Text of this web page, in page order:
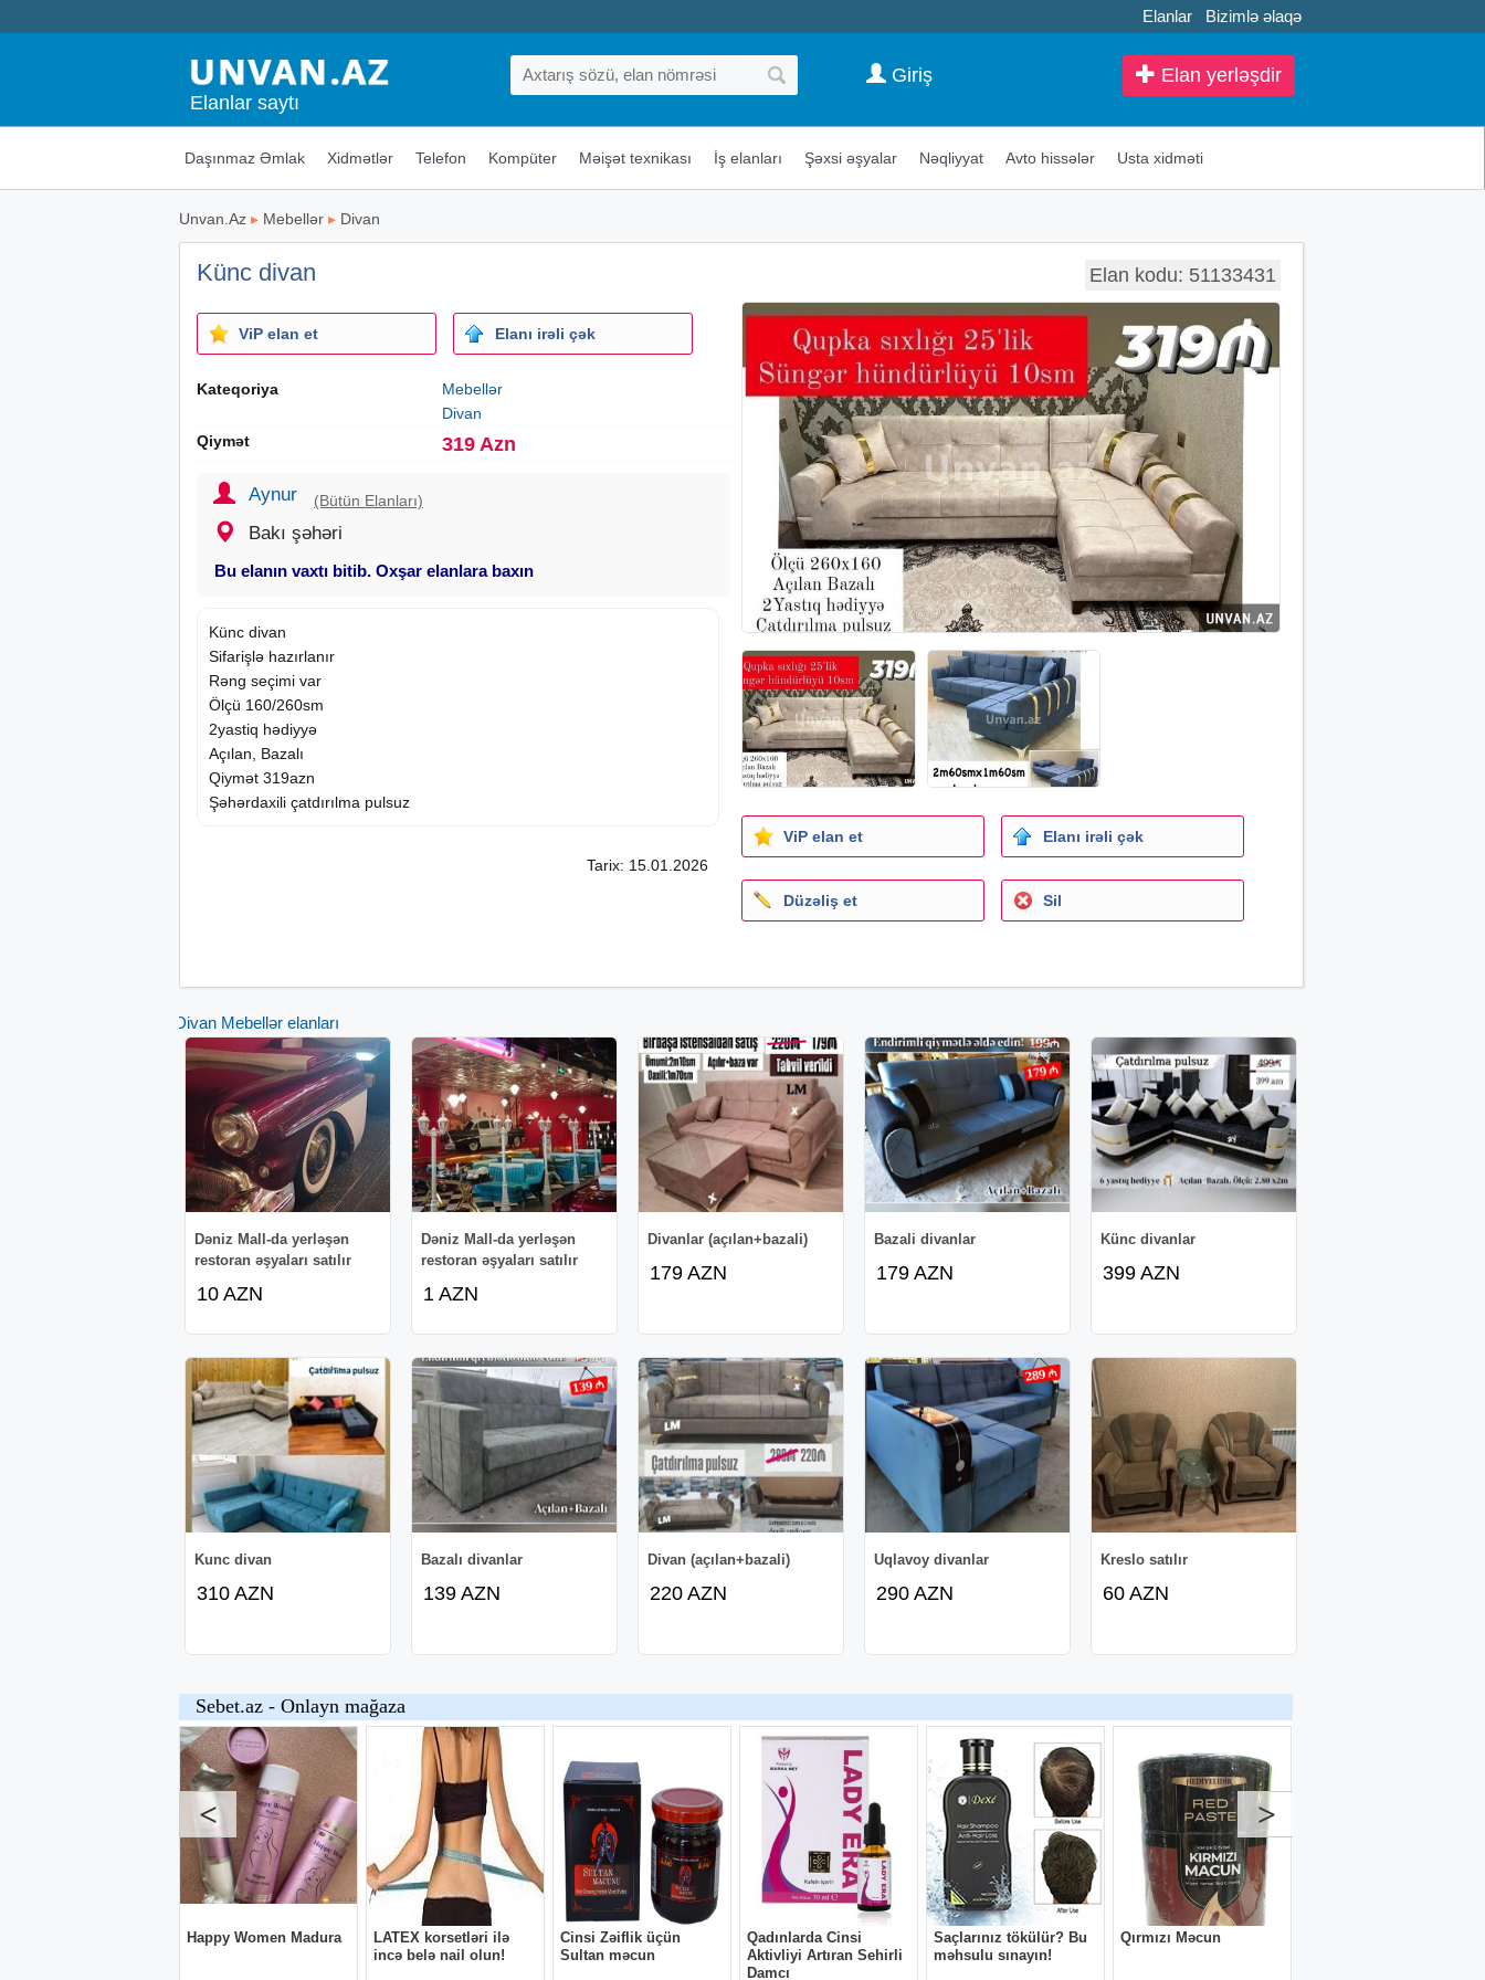
Elanlar Bizimlə əlaqə
Elanlar saytı
Elan yerləşdir
Giriş
Daşınmaz Əmlak Xidmətlər Telefon Kompüter Məişət texnikası İş elanları Şəxsi əşyalar Nəqliyyat Avto hissələr Usta xidməti
Unvan.Az ▸ Mebellər ▸ Divan
Künc divan Elan kodu: 51133431
ViP elan et Elanı irəli çək
Kateqoriya
Mebellər
Divan
Qiymət
319 Azn
Aynur (Bütün Elanları)
Bakı şəhəri
Bu elanın vaxtı bitib. Oxşar elanlara baxın
Künc divan
Sifarişlə hazırlanır
Rəng seçimi var
Ölçü 160/260sm
2yastiq hədiyyə
Açılan, Bazalı
Qiymət 319azn
Şəhərdaxili çatdırılma pulsuz
Tarix: 15.01.2026
ViP elan et Elanı irəli çək
Düzəliş et Sil
Divan Mebellər elanları
Dəniz Mall-da yerləşən
restoran əşyaları satılır
10 AZN
Dəniz Mall-da yerləşən
restoran əşyaları satılır
1 AZN
Divanlar (açılan+bazali)
179 AZN
Bazali divanlar
179 AZN
Künc divanlar
399 AZN
Kunc divan
310 AZN
Bazalı divanlar
139 AZN
Divan (açılan+bazali)
220 AZN
Uqlavoy divanlar
290 AZN
Kreslo satılır
60 AZN